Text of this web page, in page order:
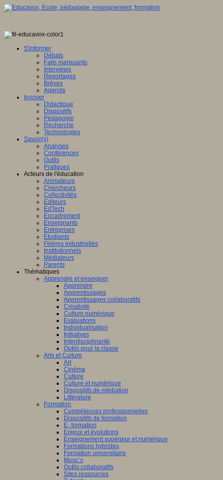
S'informer
Débats
Faits marquants
Interviews
Reportages
Brèves
Agenda
Innover
Didactique
Dispositifs
Pédagogie
Recherche
Technologies
Savoir(s)
Analyses
Conférences
Outils
Pratiques
Acteurs de l'éducation
Animateurs
Chercheurs
Collectivités
Editeurs
EdTech
Encadrement
Enseignants
Entreprises
Etudiants
Filières industrielles
Institutionnels
Médiateurs
Parents
Thématiques
Apprendre et enseigner
Apprendre
Apprentissages
Apprentissages collaboratifs
Créativité
Culture numérique
Evaluations
Individualisation
Initiatives
Interdisciplinarité
Outils pour la classe
Arts et Culture
Art
Cinéma
Culture
Culture et numérique
Dispositifs de médiation
Littérature
Formation
Compétences professionnelles
Dispositifs de formation
E- formation
Enjeux et évolutions
Enseignement supérieur et numérique
Formations hybrides
Formation universitaire
Mooc’s
Outils collaboratifs
Sites ressources